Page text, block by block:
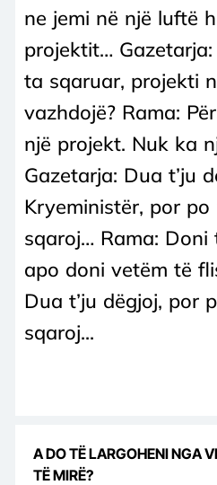
ne jemi në një luftë
projektit…
ta sqaruar, projekti
vazhdojë? Rama:
një projekt. Nuk ka
Gazetarja: Dua t’ju
Kryeministër, por po
sqaroj… Rama: Doni
apo doni vetëm të
Dua t’ju dëgjoj, por
sqaroj...
A DO TË LARGOHENI NGA
TË MIRË?